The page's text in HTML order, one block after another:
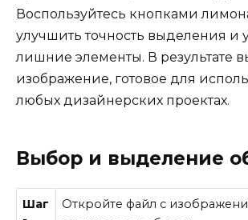
Воспользуйтесь кнопками
улучшить точность выделения и
лишние элементы. В результате
изображение, готовое для
любых дизайнерских проектах.
Выбор и выделение
Шаг
Откройте файл с